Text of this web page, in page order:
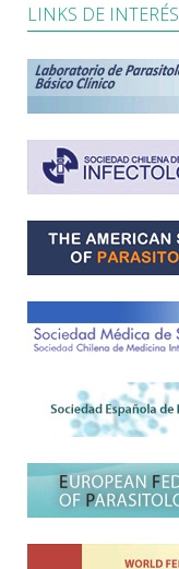
LINKS DE INTERÉS